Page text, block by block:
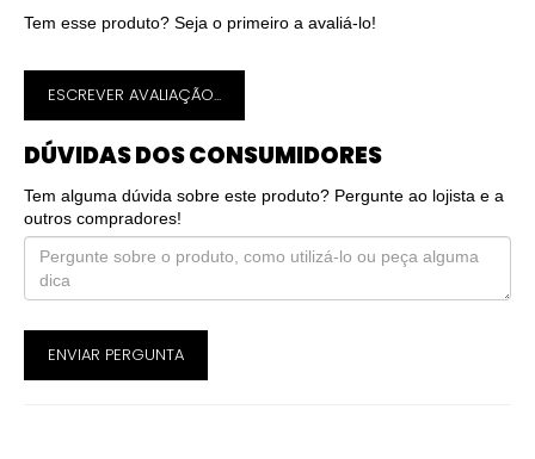
Tem esse produto? Seja o primeiro a avaliá-lo!
ESCREVER AVALIAÇÃO...
DÚVIDAS DOS CONSUMIDORES
Tem alguma dúvida sobre este produto? Pergunte ao lojista e a
outros compradores!
ENVIAR PERGUNTA